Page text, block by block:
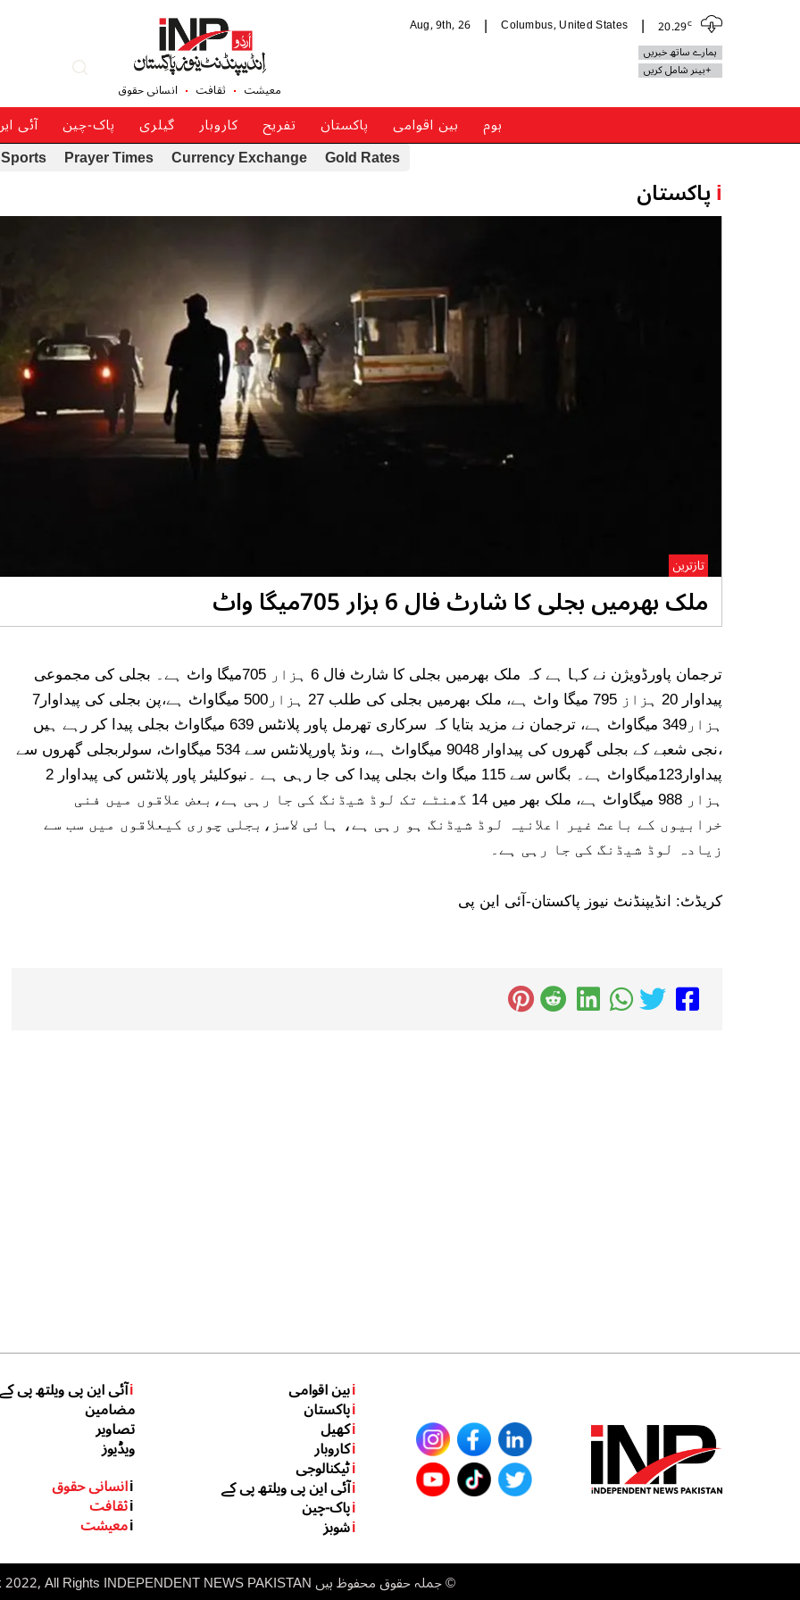
20.29c
Columbus, United States
Aug, 9th, 26
ہمارے ساتھ خبریں
+بینر شامل کریں
معیشت ثقافت انسانی حقوق
ہوم بین اقوامی پاکستان تفریح کاروبار گیلری پاک-چین آئی
Gold Rates
Currency Exchange
Prayer Times
Sports
iپاکستان
ملک بھرمیں بجلی کا شارٹ فال 6 ہزار 705میگا واٹ
تازترین
ترجمان پاورڈویژن نے کہا ہے کہ ملک بھرمیں بجلی کا شارٹ فال 6 ہزار 705میگا واٹ ہے۔ بجلی کی مجموعی
پیداوار 20 ہزاز 795 میگا واٹ ہے، ملک بھرمیں بجلی کی طلب 27 ہزار500 میگاواٹ ہے،پن بجلی کی پیداوار7
ہزار349 میگاواٹ ہے، ترجمان نے مزید بتایا کہ سرکاری تھرمل پاور پلانٹس 639 میگاواٹ بجلی پیدا کر رہے ہیں
،نجی شعبے کے بجلی گھروں کی پیداوار 9048 میگاواٹ ہے، ونڈ پاورپلانٹس سے 534 میگاواٹ، سولربجلی گھروں سے
پیداوار123میگاواٹ ہے۔ بگاس سے 115 میگا واٹ بجلی پیدا کی جا رہی ہے ۔نیوکلیئر پاور پلانٹس کی پیداوار 2
ہزار 988 میگاواٹ ہے، ملک بھر میں 14 گھنٹے تک لوڈ شیڈنگ کی جا رہی ہے،بعض علاقوں میں فنی
خرابیوں کے باعث غیر اعلانیہ لوڈ شیڈنگ ہو رہی ہے، ہائی لاسز،بجلی چوری کیعلاقوں میں سب سے
زیادہ لوڈ شیڈنگ کی جا رہی ہے۔
کریڈٹ: انڈیپنڈنٹ نیوز پاکستان-آئی این پی
iبین اقوامی
iپاکستان
iکھیل
iکاروبار
iٹیکنالوجی
iآئی این پی ویلتھ پی کے
iپاک-چین
iشوبز
iآئی این پی ویلتھ پی کے
مضامین
تصاویر
ویڈیوز
iانسانی حقوق
iثقافت
iمعیشت
©جملہ حقوق محفوظ ہیں inp.net.pk 2022, All Rights INDEPENDENT NEWS PAKISTAN